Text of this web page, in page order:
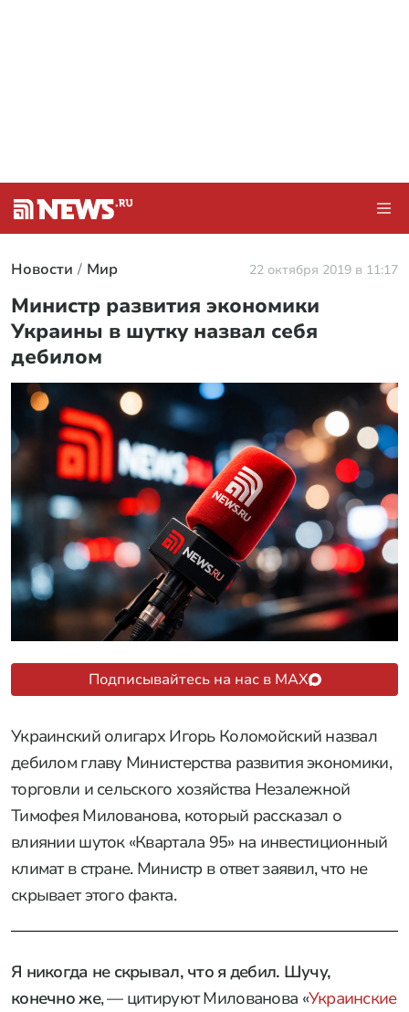
Новости Мир 22 октября 2019 в 11:17
Министр развития экономики
Украины в шутку назвал себя
дебилом
Подписывайтесь на нас в MAX
Украинский олигарх Игорь Коломойский назвал
дебилом главу Министерства развития экономики,
торговли и сельского хозяйства Незалежной
Тимофея Милованова, который рассказал о
влиянии шуток «Квартала 95» на инвестиционный
климат в стране. Министр в ответ заявил, что не
скрывает этого факта.
Я никогда не скрывал, что я дебил. Шучу,
конечно же, — цитируют Милованова «Украинские